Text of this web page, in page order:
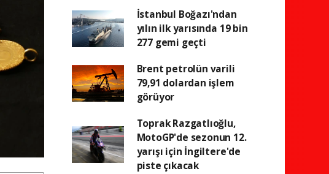
İstanbul Boğazı'ndan
yılın ilk yarısında 19 bin
277 gemi geçti
Brent petrolün varili
79,91 dolardan işlem
görüyor
Toprak Razgatlıoğlu,
MotoGP'de sezonun 12.
yarışı için İngiltere'de
piste çıkacak